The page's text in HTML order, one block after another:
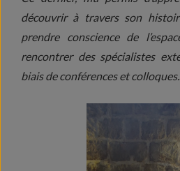
découvrir à travers son
prendre conscience de
rencontrer des spécialistes
biais de conférences et